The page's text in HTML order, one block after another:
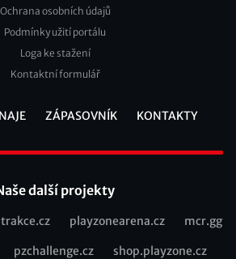
Ochrana osobních údajů
Podmínky užití portálu
Loga ke stažení
Kontaktní formulář
ZÁPASOVNÍK KONTAKTY
další projekty
playzonearena.cz mcr.gg
pzchallenge.cz shop.playzone.cz